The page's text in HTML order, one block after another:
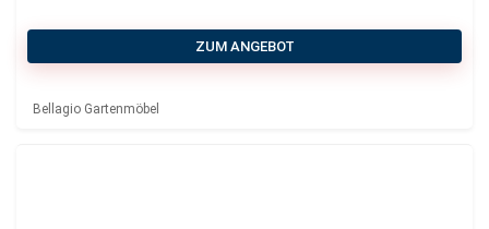
ZUM ANGEBOT
Bellagio Gartenmöbel